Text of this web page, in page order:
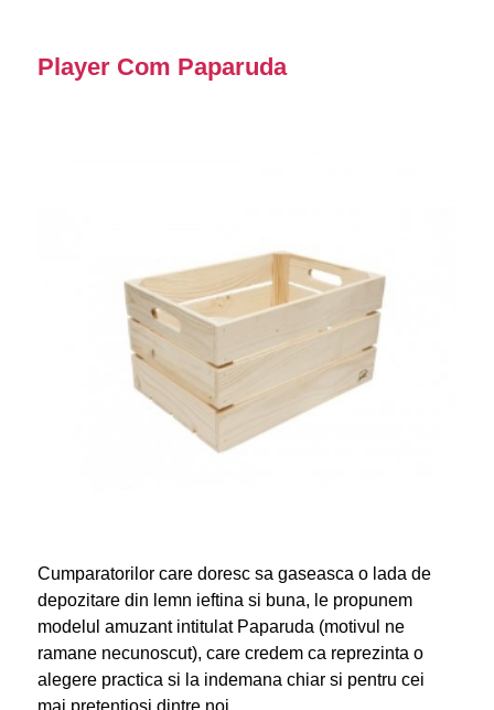
Player Com Paparuda
Cumparatorilor care doresc sa gaseasca o lada de
depozitare din lemn ieftina si buna, le propunem
modelul amuzant intitulat Paparuda (motivul ne
ramane necunoscut), care credem ca reprezinta o
alegere practica si la indemana chiar si pentru cei
mai pretentiosi dintre noi.